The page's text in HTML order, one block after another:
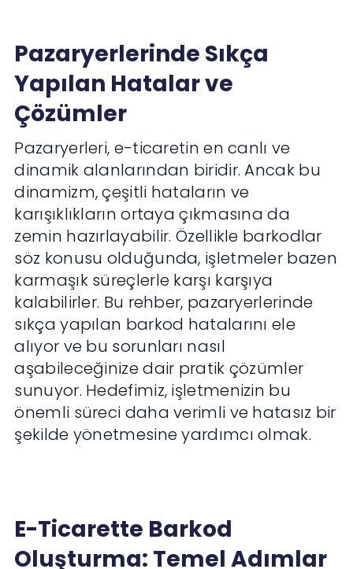
Pazaryerlerinde Sıkça
Yapılan Hatalar ve
Çözümler
Pazaryerleri, e-ticaretin en canlı ve
dinamik alanlarından biridir. Ancak bu
dinamizm, çeşitli hataların ve
karışıklıkların ortaya çıkmasına da
zemin hazırlayabilir. Özellikle barkodlar
söz konusu olduğunda, işletmeler bazen
karmaşık süreçlerle karşı karşıya
kalabilirler. Bu rehber, pazaryerlerinde
sıkça yapılan barkod hatalarını ele
alıyor ve bu sorunları nasıl
aşabileceğinize dair pratik çözümler
sunuyor. Hedefimiz, işletmenizin bu
önemli süreci daha verimli ve hatasız bir
şekilde yönetmesine yardımcı olmak.
E-Ticarette Barkod
Oluşturma: Temel Adımlar